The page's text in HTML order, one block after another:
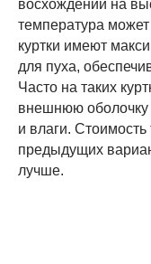
восхождений на
температура
куртки имеют
для пуха,
Часто на таких
внешнюю оболочку
и влаги. Стоимость
предыдущих
лучше.